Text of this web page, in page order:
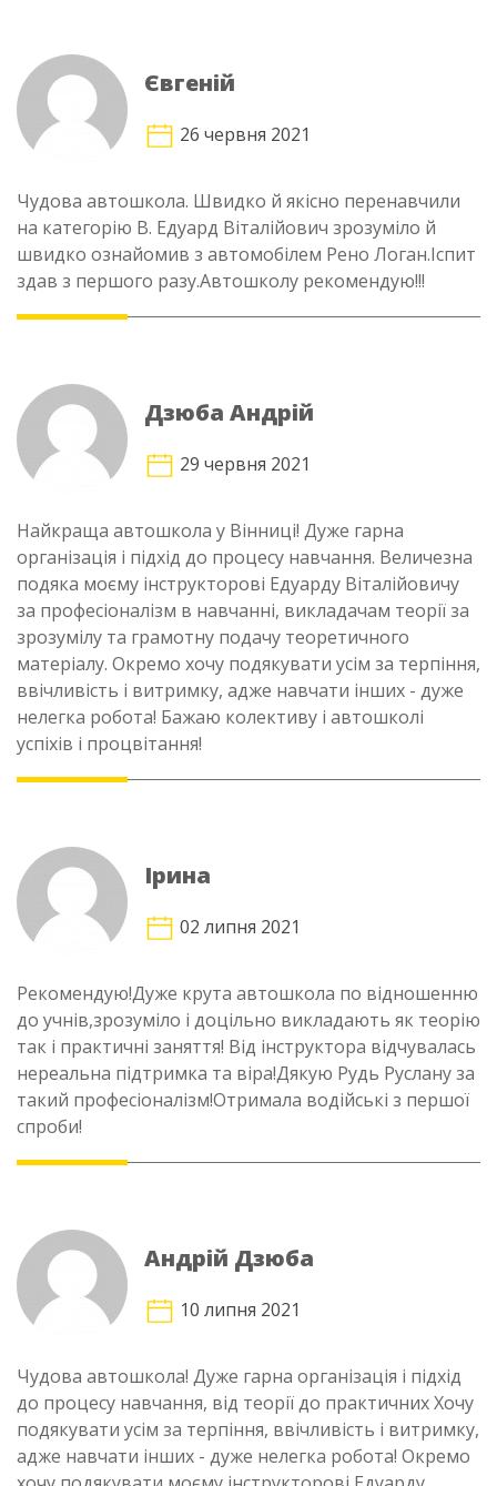
Євгеній
26 червня 2021
Чудова автошкола. Швидко й якісно перенавчили
на категорію В. Едуард Віталійович зрозуміло й
швидко ознайомив з автомобілем Рено Логан.Іспит
здав з першого разу.Автошколу рекомендую!!!
Дзюба Андрій
29 червня 2021
Найкраща автошкола у Вінниці! Дуже гарна
організація і підхід до процесу навчання. Величезна
подяка моєму інструкторові Едуарду Віталійовичу
за професіоналізм в навчанні, викладачам теорії за
зрозумілу та грамотну подачу теоретичного
матеріалу. Окремо хочу подякувати усім за терпіння,
ввічливість і витримку, адже навчати інших - дуже
нелегка робота! Бажаю колективу і автошколі
успіхів і процвітання!
Ірина
02 липня 2021
Рекомендую!Дуже крута автошкола по відношенню
до учнів,зрозуміло і доцільно викладають як теорію
так і практичні заняття! Від інструктора відчувалась
нереальна підтримка та віра!Дякую Рудь Руслану за
такий професіоналізм!Отримала водійські з першої
спроби!
Андрій Дзюба
10 липня 2021
Чудова автошкола! Дуже гарна організація і підхід
до процесу навчання, від теорії до практичних Хочу
подякувати усім за терпіння, ввічливість і витримку,
адже навчати інших - дуже нелегка робота! Окремо